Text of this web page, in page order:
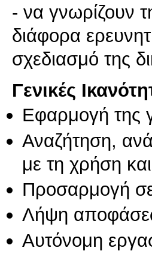
- να γνωρίζουν
διάφορα
Γενικές
Εφαρμογή της
Αναζήτηση,
με τη χρήση
Προσαρμογή
Λήψη
Αυτόνομη